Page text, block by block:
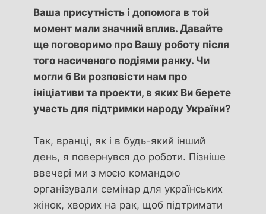
Ваша присутність і допомога в той
момент мали значний вплив. Давайте
ще поговоримо про Вашу роботу після
того насиченого подіями ранку. Чи
могли б Ви розповісти нам про
ініціативи та проекти, в яких Ви берете
участь для підтримки народу України?
Так, вранці, як і в будь-який інший
день, я повернувся до роботи. Пізніше
ввечері ми з моєю командою
організували семінар для українських
жінок, хворих на рак, щоб підтримати